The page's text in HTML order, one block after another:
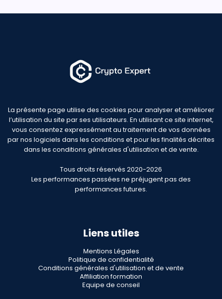
La présente page utilise des cookies pour analyser et améliorer
l’utilisation du site par ses utilisateurs. En utilisant ce site internet,
vous consentez expressément au traitement de vos données
par nos logiciels dans les conditions et pour les finalités décrites
dans les conditions générales d'utilisation et de vente.
Tous droits réservés 2020-2026
Les performances passées ne préjugent pas des
performances futures.
Liens utiles
Mentions Légales
Politique de confidentialité
Conditions générales d'utilisation et de vente
Affiliation formation
Equipe de conseil